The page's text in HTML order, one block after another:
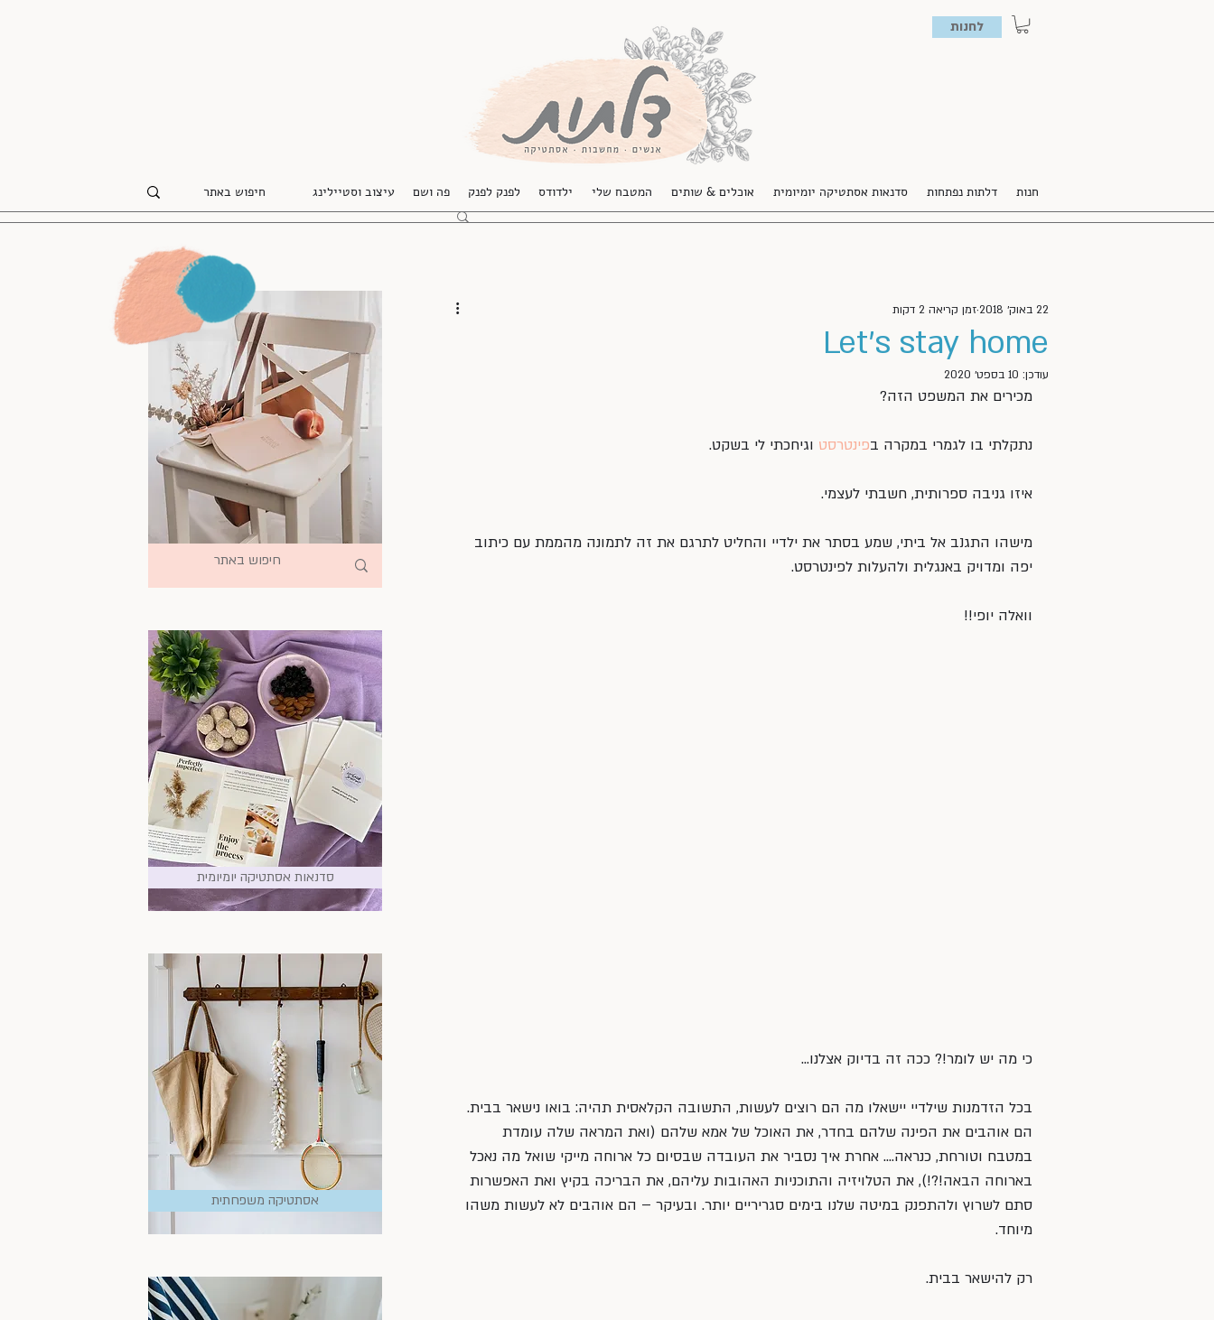
לחנות
חנות דלתות נפתחות סדנאות אסתטיקה יומיומית אוכלים & שותים המטבח שלי ילדודס לפנק לפנק פה ושם עיצוב וסטיילינג
Let’s stay home
22 באוק׳ 2018 זמן קריאה 2 דקות
עודכן: 10 בספט׳ 2020
מכירים את המשפט הזה?
נתקלתי בו לגמרי במקרה בפינטרסט וגיחכתי לי בשקט.
איזו גניבה ספרותית, חשבתי לעצמי.
מישהו התגנב אל ביתי, שמע בסתר את ילדיי והחליט לתרגם את זה לתמונה מהממת עם כיתוב
יפה ומדויק באנגלית ולהעלות לפינטרסט.
וואלה יופי!!
כי מה יש לומר!? ככה זה בדיוק אצלנו…
בכל הזדמנות שילדיי יישאלו מה הם רוצים לעשות, התשובה הקלאסית תהיה: בואו נישאר בבית.
הם אוהבים את הפינה שלהם בחדר, את האוכל של אמא שלהם (ואת המראה שלה עומדת
במטבח וטורחת, כנראה…. אחרת איך נסביר את העובדה שבסיום כל ארוחה מייקי שואל מה נאכל
בארוחה הבאה!?!), את הטלויזיה והתוכניות האהובות עליהם, את הבריכה בקיץ ואת האפשרות
סתם לשרוץ ולהתפנק במיטה שלנו בימים סגריריים יותר. ובעיקר – הם אוהבים לא לעשות משהו
מיוחד.
רק להישאר בבית.
סדנאות אסתטיקה יומיומית
אסתטיקה משפחתית